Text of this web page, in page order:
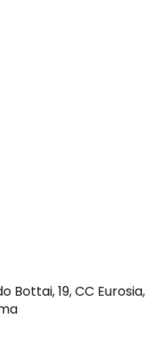
Bottai, 19, CC Eurosia,